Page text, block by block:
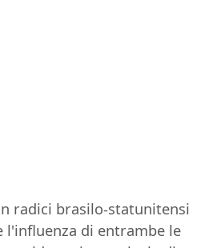
radici brasilo-statunitensi
l'influenza di entrambe le